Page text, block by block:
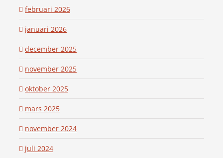
februari 2026
januari 2026
december 2025
november 2025
oktober 2025
mars 2025
november 2024
juli 2024